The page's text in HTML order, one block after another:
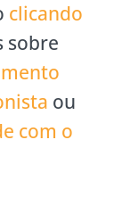
clicando
sobre
ou
com o